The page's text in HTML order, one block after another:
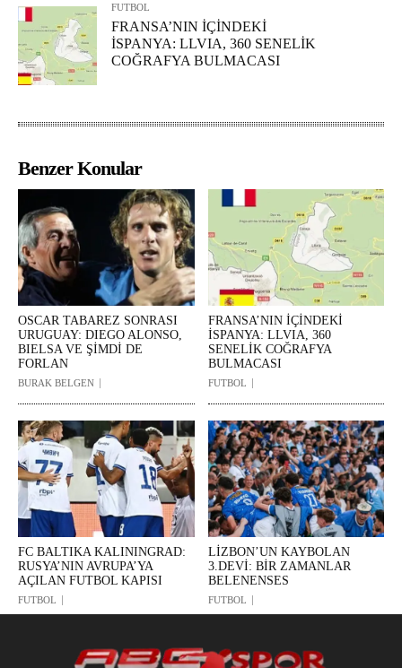
FUTBOL
FRANSA’NIN İÇİNDEKİ
İSPANYA: LLVIA, 360 SENELİK
COĞRAFYA BULMACASI
Benzer Konular
OSCAR TABAREZ SONRASI
URUGUAY: DIEGO ALONSO,
BIELSA VE ŞİMDİ DE
FORLAN
BURAK BELGEN
FRANSA’NIN İÇİNDEKİ
İSPANYA: LLVIA, 360
SENELİK COĞRAFYA
BULMACASI
FUTBOL
FC BALTIKA KALININGRAD:
RUSYA’NIN AVRUPA’YA
AÇILAN FUTBOL KAPISI
FUTBOL
LİZBON’UN KAYBOLAN
3.DEVİ: BİR ZAMANLAR
BELENENSES
FUTBOL